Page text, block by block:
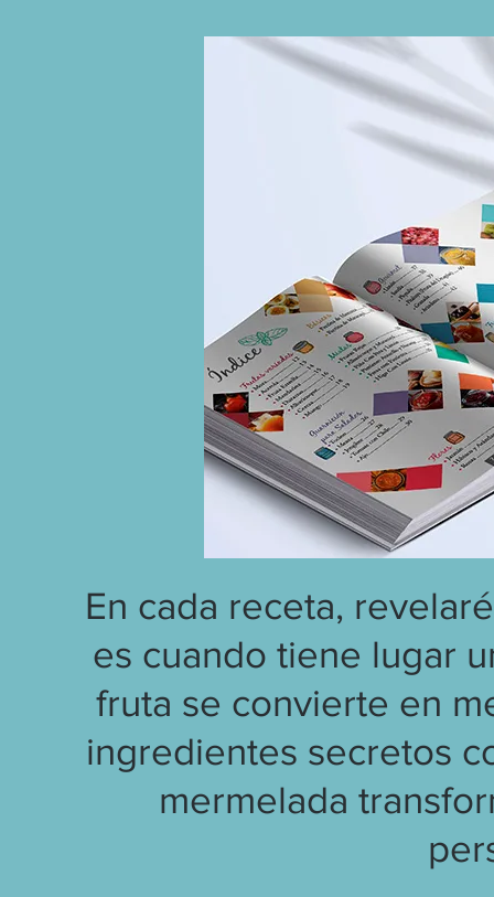
En cada receta,
es cuando tiene lugar
fruta se convierte en
ingredientes secretos
mermelada